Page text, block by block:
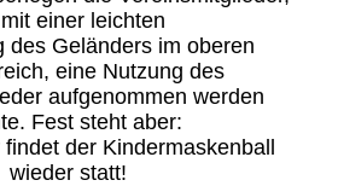
einer leichten
des Geländers im oberen
eine Nutzung des
aufgenommen werden
Fest steht aber:
der Kindermaskenball
wieder statt!